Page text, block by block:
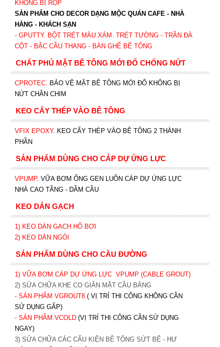
KHÔNG BỊ RỘP
SẢN PHẨM CHO DECOR DẠNG MỘC QUÁN CAFE - NHÀ
HÀNG - KHÁCH SẠN
- GPUTTY. BỘT TRÉT MÀU XÁM. TRÉT TƯỜNG - TRẦN ĐÀ
CỘT - BẬC CẦU THANG - BÀN GHẾ BÊ TÔNG
CHẤT PHỦ MẶT BÊ TÔNG MỚI ĐỔ CHỐNG NỨT
CPROTEC. BẢO VỆ MẶT BÊ TÔNG MỚI ĐỔ KHÔNG BỊ
NỨT CHÂN CHIM
KEO CẤY THÉP VÀO BÊ TÔNG
VFIX EPOXY. KEO CẤY THÉP VÀO BÊ TÔNG 2 THÀNH
PHẦN
SẢN PHẨM DÙNG CHO CÁP DỰ ỨNG LỰC
VPUMP. VỮA BƠM ỐNG GEN LUỒN CÁP DỰ ỨNG LỰC
NHÀ CAO TẦNG - DẦM CẦU
KEO DÁN GẠCH
1) KEO DÁN GẠCH HỒ BƠI
2) KEO DÁN NGÓI
SẢN PHẨM DÙNG CHO CẦU ĐƯỜNG
1) VỮA BƠM CÁP DỰ ỨNG LỰC VPUMP (CABLE GROUT)
2) SỬA CHỮA KHE CO GIÃN MẶT CẦU BẰNG
- SẢN PHẨM VGROUT8 ( VỊ TRÍ THI CÔNG KHÔNG CẦN
SỬ DỤNG GẤP)
- SẢN PHẨM VCOLD (VỊ TRÍ THI CÔNG CẦN SỬ DỤNG
NGAY)
3) SỬA CHỮA CÁC CẤU KIỆN BÊ TÔNG SỨT BỂ - HƯ